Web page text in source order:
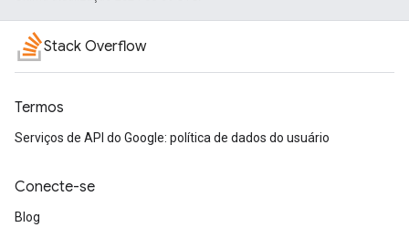
Stack Overflow
Termos
Serviços de API do Google: política de dados do usuário
Conecte-se
Blog